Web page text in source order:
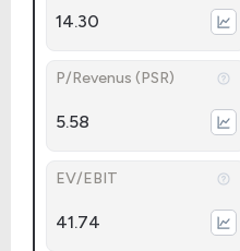
14.30
P/Revenus (PSR)
5.58
EV/EBIT
41.74